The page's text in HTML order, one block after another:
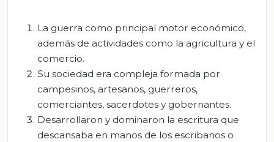
La guerra como principal motor económico,
además de actividades como la agricultura y el
comercio.
Su sociedad era compleja formada por
campesinos, artesanos, guerreros,
comerciantes, sacerdotes y gobernantes.
Desarrollaron y dominaron la escritura que
descansaba en manos de los escribanos o